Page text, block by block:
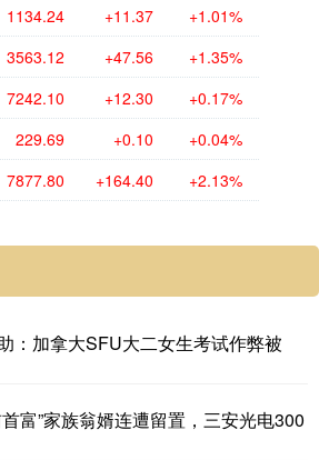
1134.24 +11.37 +1.01%
3563.12 +47.56 +1.35%
7242.10 +12.30 +0.17%
229.69 +0.10 +0.04%
7877.80 +164.40 +2.13%
：加拿大SFU大二女生考试作弊被
富”家族翁婿连遭留置，三安光电300